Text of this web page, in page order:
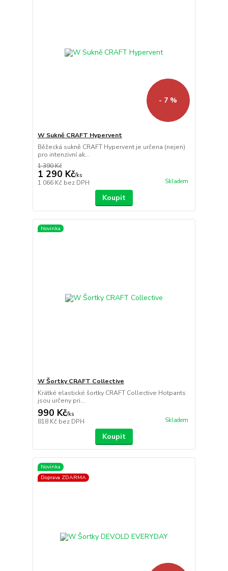
- 7 %
W Sukně CRAFT Hypervent
Běžecká sukně CRAFT Hypervent je určena (nejen)
pro intenzivní ak...
1 390 Kč
1 290 Kč/ks
1 066 Kč bez DPH Skladem
Koupit
Novinka
W Šortky CRAFT Collective
Krátké elastické šortky CRAFT Collective Hotpants
jsou určeny pri...
990 Kč/ks
818 Kč bez DPH Skladem
Koupit
Novinka
Doprava ZDARMA